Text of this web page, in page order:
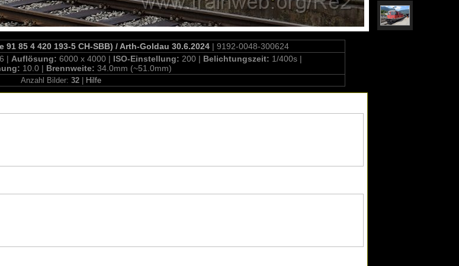
91 85 4 420 193-5 CH-SBB) / Arth-Goldau 30.6.2024| 9192-0048-300624
| Auflösung: 6000 x 4000 | ISO-Einstellung: 200 | Belichtungszeit: 1/400s |
10.0 | Brennweite: 34.0mm (~51.0mm)
Anzahl Bilder: 32 Hilfe